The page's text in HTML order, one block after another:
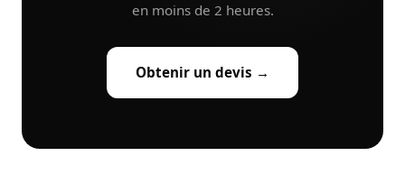
en moins de 2 heures.
Obtenir un devis →